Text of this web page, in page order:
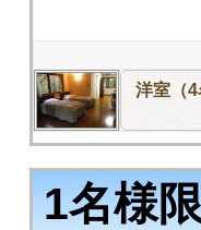
洋室（4
1名様